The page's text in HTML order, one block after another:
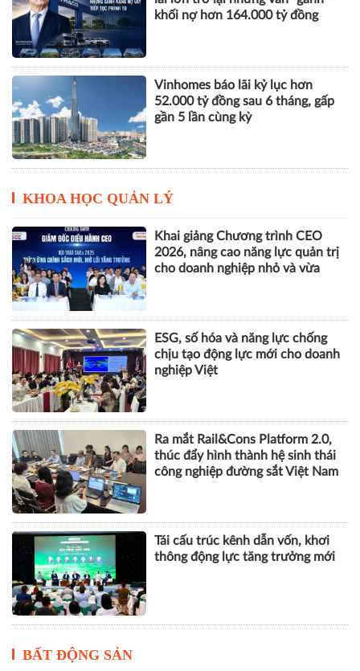
khối nợ hơn 164.000 tỷ đồng
Vinhomes báo lãi kỷ lục hơn
52.000 tỷ đồng sau 6 tháng, gấp
gần 5 lần cùng kỳ
KHOA HỌC QUẢN LÝ
Khai giảng Chương trình CEO
2026, nâng cao năng lực quản trị
cho doanh nghiệp nhỏ và vừa
ESG, số hóa và năng lực chống
chịu tạo động lực mới cho doanh
nghiệp Việt
Ra mắt Rail&Cons Platform 2.0,
thúc đẩy hình thành hệ sinh thái
công nghiệp đường sắt Việt Nam
Tái cấu trúc kênh dẫn vốn, khơi
thông động lực tăng trưởng mới
BẤT ĐỘNG SẢN